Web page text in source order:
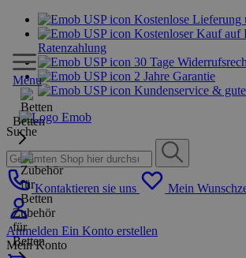
Kostenlose Lieferung
Kostenloser Kauf auf
Ratenzahlung
30 Tage
2 Jahre Garantie
Kundenservice &
Suche
Kontaktieren sie uns Mein
Anmelden Ein Konto erstellen
Mein Konto
Menu
Betten
Zubehör
für
Betten